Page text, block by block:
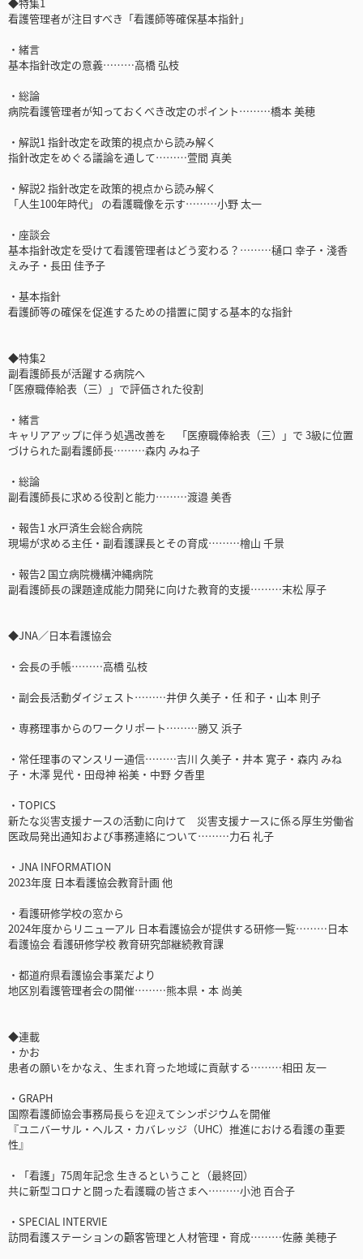
看護管理者が注目すべき「看護師等確保基本指針」
・緒言
基本指針改定の意義………高橋 弘枝
・総論
病院看護管理者が知っておくべき改定のポイント………橋本 美穂
・解説1 指針改定を政策的視点から読み解く
指針改定をめぐる議論を通して………萱間 真美
・解説2 指針改定を政策的視点から読み解く
「人生100年時代」 の看護職像を示す………小野 太一
・座談会
基本指針改定を受けて看護管理者はどう変わる？………樋口 幸子・淺香
えみ子・長田 佳予子
・基本指針
看護師等の確保を促進するための措置に関する基本的な指針
◆特集2
副看護師長が活躍する病院へ
｢医療職俸給表（三）」で評価された役割
・緒言
キャリアアップに伴う処遇改善を 「医療職俸給表（三）」で 3級に位置
づけられた副看護師長………森内 みね子
・総論
副看護師長に求める役割と能力………渡邉 美香
・報告1 水戸済生会総合病院
現場が求める主任・副看護課長とその育成………檜山 千景
・報告2 国立病院機構沖縄病院
副看護師長の課題達成能力開発に向けた教育的支援………末松 厚子
◆JNA／日本看護協会
・会長の手帳………高橋 弘枝
・副会長活動ダイジェスト………井伊 久美子・任 和子・山本 則子
・専務理事からのワークリポート………勝又 浜子
・常任理事のマンスリー通信………吉川 久美子・井本 寛子・森内 みね
子・木澤 晃代・田母神 裕美・中野 夕香里
・TOPICS
新たな災害支援ナースの活動に向けて 災害支援ナースに係る厚生労働省
医政局発出通知および事務連絡について………力石 礼子
・JNA INFORMATION
2023年度 日本看護協会教育計画 他
・看護研修学校の窓から
2024年度からリニューアル 日本看護協会が提供する研修一覧………日本
看護協会 看護研修学校 教育研究部継続教育課
・都道府県看護協会事業だより
地区別看護管理者会の開催………熊本県・本 尚美
◆連載
・かお
患者の願いをかなえ、生まれ育った地域に貢献する………相田 友一
・GRAPH
国際看護師協会事務局長らを迎えてシンポジウムを開催
『ユニバーサル・ヘルス・カバレッジ（UHC）推進における看護の重要
性』
・「看護」75周年記念 生きるということ（最終回）
共に新型コロナと闘った看護職の皆さまへ………小池 百合子
・SPECIAL INTERVIE
訪問看護ステーションの顧客管理と人材管理・育成………佐藤 美穂子